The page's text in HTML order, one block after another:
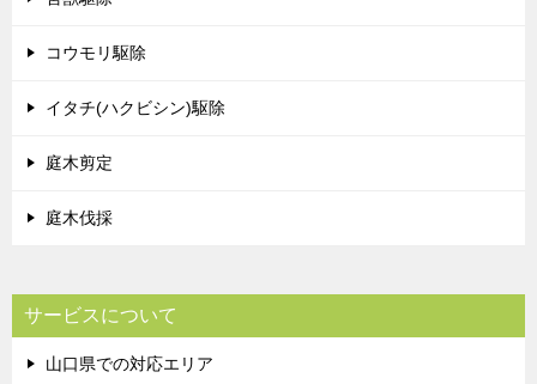
コウモリ駆除
イタチ(ハクビシン)駆除
庭木剪定
庭木伐採
サービスについて
山口県での対応エリア